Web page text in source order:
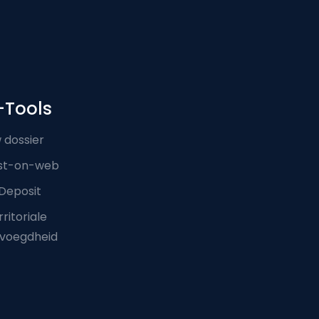
dossier
on-web